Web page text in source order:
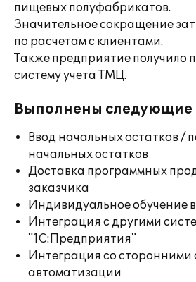
пищевых полуфабрикатов.
Значительное сокращение
по расчетам с клиентами.
Также предприятие получило
систему учета ТМЦ.
Выполнены следующие
Ввод начальных остатков /
начальных остатков
Доставка программных
заказчика
Индивидуальное обучение
Интеграция с другими
"1С:Предприятия"
Интеграция со сторонними
автоматизации